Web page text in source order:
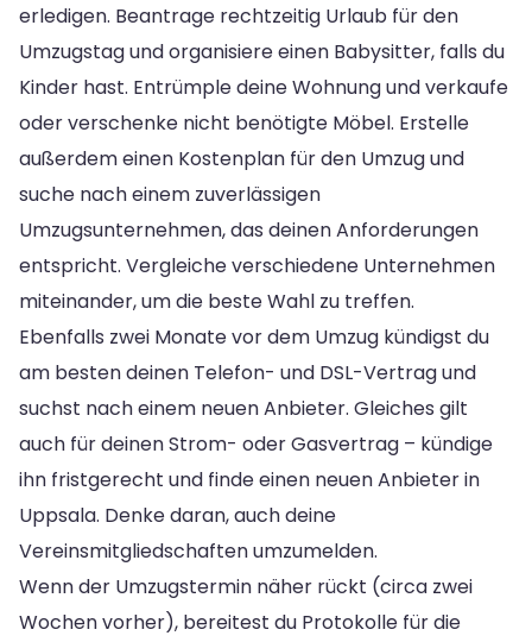
erledigen. Beantrage rechtzeitig Urlaub für den
Umzugstag und organisiere einen Babysitter, falls du
Kinder hast. Entrümple deine Wohnung und verkaufe
oder verschenke nicht benötigte Möbel. Erstelle
außerdem einen Kostenplan für den Umzug und
suche nach einem zuverlässigen
Umzugsunternehmen, das deinen Anforderungen
entspricht. Vergleiche verschiedene Unternehmen
miteinander, um die beste Wahl zu treffen.
Ebenfalls zwei Monate vor dem Umzug kündigst du
am besten deinen Telefon- und DSL-Vertrag und
suchst nach einem neuen Anbieter. Gleiches gilt
auch für deinen Strom- oder Gasvertrag – kündige
ihn fristgerecht und finde einen neuen Anbieter in
Uppsala. Denke daran, auch deine
Vereinsmitgliedschaften umzumelden.
Wenn der Umzugstermin näher rückt (circa zwei
Wochen vorher), bereitest du Protokolle für die